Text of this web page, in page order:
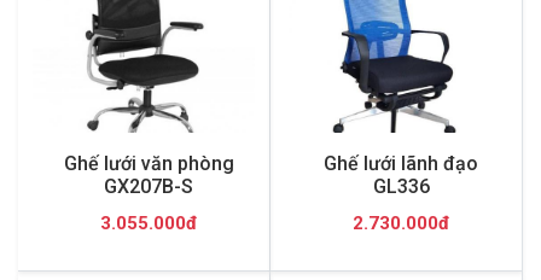
Ghế lưới văn phòng
GX207B-S
3.055.000đ
Ghế lưới lãnh đạo
GL336
2.730.000đ